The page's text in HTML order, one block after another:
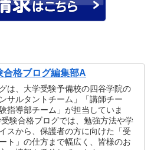
合格ブログ編集部A
は、大学受験予備校の四谷学院の
ンサルタントチーム」「講師チー
指導部チーム」が担当していま
験合格ブログでは、勉強方法や学
スから、保護者の方に向けた「受
ト」の仕方まで幅広く、皆様のお